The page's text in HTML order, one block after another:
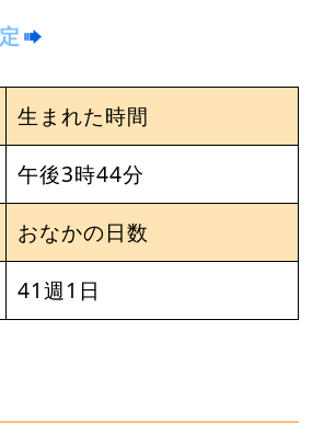
生まれた時間
午後3時44分
おなかの日数
41週1日